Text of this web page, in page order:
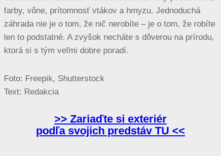
farby, vône, prítomnosť vtákov a hmyzu. Jednoduchá
záhrada nie je o tom, že nič nerobíte – je o tom, že robíte
len to podstatné. A zvyšok necháte s dôverou na prírodu,
ktorá si s tým veľmi dobre poradí.
Foto: Freepik, Shutterstock
Text: Redakcia
>> Zariaďte si exteriér
podľa svojich predstáv TU <<